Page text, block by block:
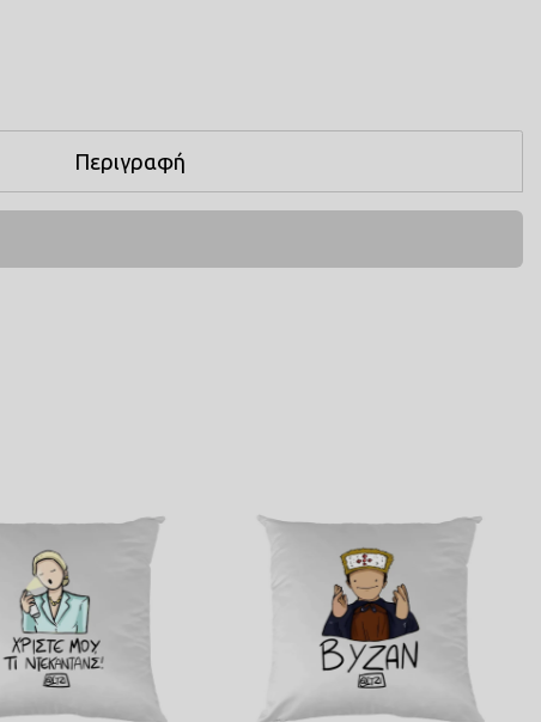
Περιγραφή